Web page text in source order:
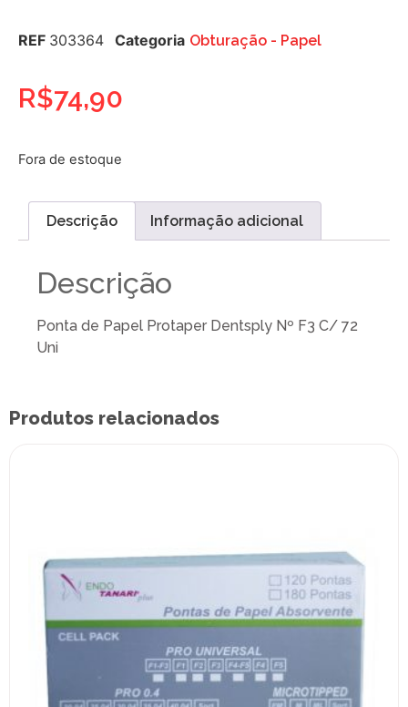
REF 303364 Categoria Obturação - Papel
R$74,90
Fora de estoque
Descrição Informação adicional
Descrição
Ponta de Papel Protaper Dentsply Nº F3 C/ 72
Uni
Produtos relacionados